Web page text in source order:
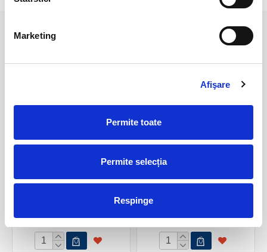
Marketing
Afişare
Permite toate
Permite selecția
Respinge
PRODUSE ASEMANATOARE
15,00 Lei
10,00 Lei